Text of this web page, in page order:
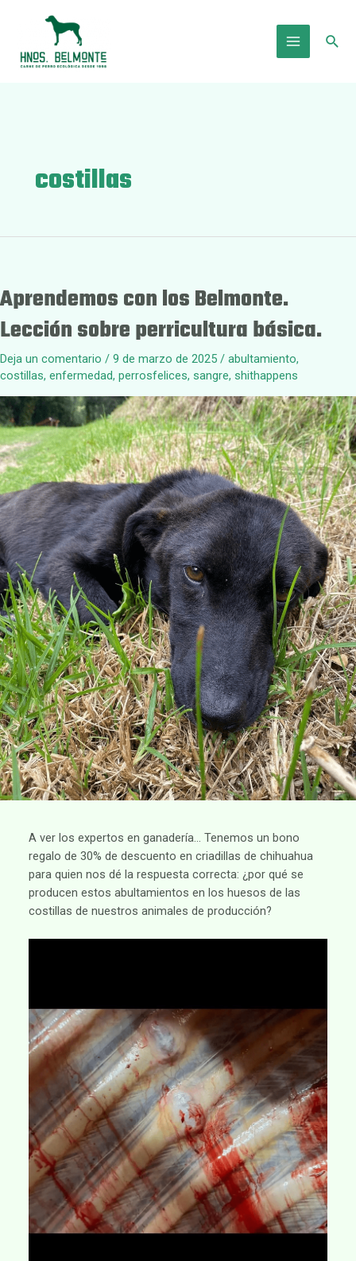
Main
costillas
Aprendemos con los Belmonte.
Lección sobre perricultura básica.
Deja un comentario / 9 de marzo de 2025 / abultamiento,
costillas, enfermedad, perrosfelices, sangre, shithappens
A ver los expertos en ganadería… Tenemos un bono
regalo de 30% de descuento en criadillas de chihuahua
para quien nos dé la respuesta correcta: ¿por qué se
producen estos abultamientos en los huesos de las
costillas de nuestros animales de producción?